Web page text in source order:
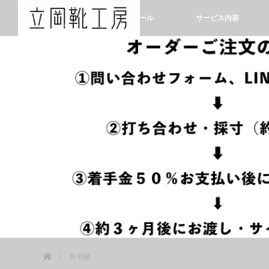
ホーム プロフィール サービス内容
外羽根